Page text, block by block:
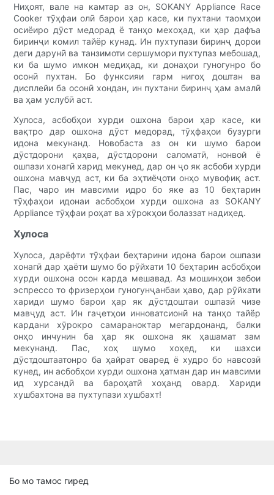
Ниҳоят, вале на камтар аз он, SOKANY Appliance Race
Cooker тӯҳфаи олӣ барои ҳар касе, ки пухтани таомҳои
осиёиро дӯст медорад ё танҳо мехоҳад, ки ҳар дафъа
биринҷи комил тайёр кунад. Ин пухтупази биринҷ дорои
деги дарунӣ ва танзимоти сершумори пухтупаз мебошад,
ки ба шумо имкон медиҳад, ки донаҳои гуногунро бо
осонӣ пухтан. Бо функсияи гарм нигоҳ доштан ва
дисплейи ба осонӣ хондан, ин пухтани биринҷ ҳам амалӣ
ва ҳам услубӣ аст.
Хулоса, асбобҳои хурди ошхона барои ҳар касе, ки
вақтро дар ошхона дӯст медорад, тӯҳфаҳои бузурги
идона мекунанд. Новобаста аз он ки шумо барои
дӯстдорони қаҳва, дӯстдорони саломатӣ, нонвой ё
ошпази хонагӣ харид мекунед, дар он ҷо як асбоби хурди
ошхона мавҷуд аст, ки ба эҳтиёҷоти онҳо мувофиқ аст.
Пас, чаро ин мавсими идро бо яке аз 10 беҳтарин
тӯҳфаҳои идонаи асбобҳои хурди ошхона аз SOKANY
Appliance тӯҳфаи роҳат ва хӯрокҳои болаззат надиҳед.
Хулоса
Хулоса, дарёфти тӯҳфаи беҳтарини идона барои ошпази
хонагӣ дар ҳаёти шумо бо рӯйхати 10 беҳтарин асбобҳои
хурди ошхона осон карда мешавад. Аз мошинҳои зебои
эспрессо то фризерҳои гуногунҷанбаи ҳаво, дар рӯйхати
хариди шумо барои ҳар як дӯстдоштаи ошпазӣ чизе
мавҷуд аст. Ин гаҷетҳои инноватсионӣ на танҳо тайёр
кардани хӯрокро самараноктар мегардонанд, балки
онҳо инчунин ба ҳар як ошхона як ҳашамат зам
мекунанд. Пас, хоҳ шумо хоҳед, ки шахси
дӯстдоштаатонро ба ҳайрат оваред ё худро бо навсозӣ
кунед, ин асбобҳои хурди ошхона ҳатман дар ин мавсими
ид хурсандӣ ва бароҳатӣ хоҳанд овард. Хариди
хушбахтона ва пухтупази хушбахт!
Бо мо тамос гиред